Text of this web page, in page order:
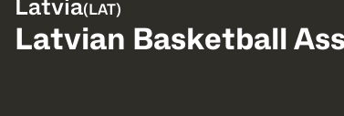
Latvia(LAT)
Latvian Basketball